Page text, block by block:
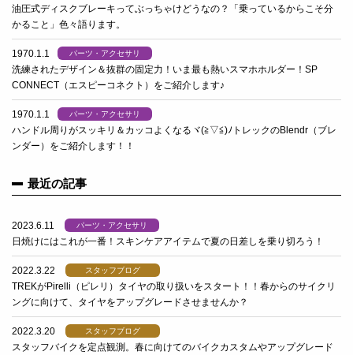
油圧式ディスクブレーキってぶっちゃけどうなの？「乗っているからこそ分
かること」色々語ります。
1970.1.1 パーツ・アクセサリ
洗練されたデザイン＆抜群の固定力！いま最も熱いスマホホルダー！SP
CONNECT（エスピーコネクト）をご紹介します♪
1970.1.1 パーツ・アクセサリ
ハンドル周りがスッキリ＆カッコよくなるヾ(≧▽≦)ﾉトレックのBlendr（ブレ
ンダー）をご紹介します！！
最近の記事
2023.6.11 パーツ・アクセサリ
日焼けにはこれが一番！スキンケアアイテムで夏の日差しを乗り切ろう！
2022.3.22 スタッフブログ
TREKがPirelli（ピレリ）タイヤの取り扱いをスタート！！春からのサイクリ
ングに向けて、タイヤをアップグレードさせませんか？
2022.3.20 スタッフブログ
スタッフバイクを定点観測。春に向けてのバイクカスタムやアップグレード